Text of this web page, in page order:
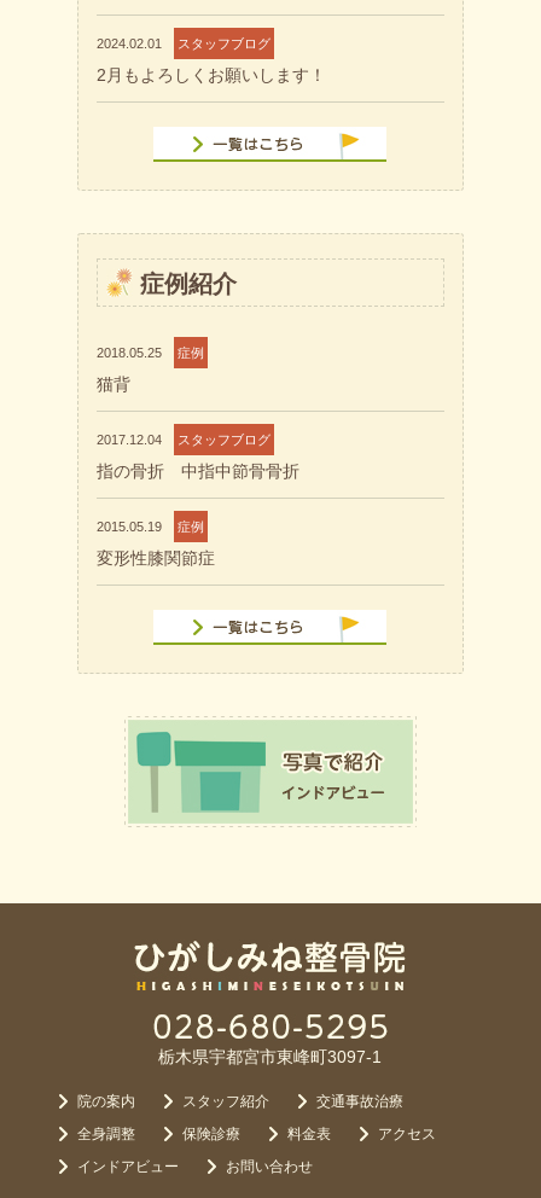
2024.02.01 スタッフブログ
2月もよろしくお願いします！
症例紹介
2018.05.25 症例
猫背
2017.12.04 スタッフブログ
指の骨折 中指中節骨骨折
2015.05.19 症例
変形性膝関節症
栃木県宇都宮市東峰町3097-1
院の案内 スタッフ紹介
交通事故治療
全身調整
保険診療 料金表
アクセス
インドアビュー
お問い合わせ